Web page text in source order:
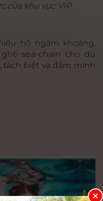
của khu vực VIP
hồ ngâm khoáng,
sea-chain cho du
tách biệt và đắm mình